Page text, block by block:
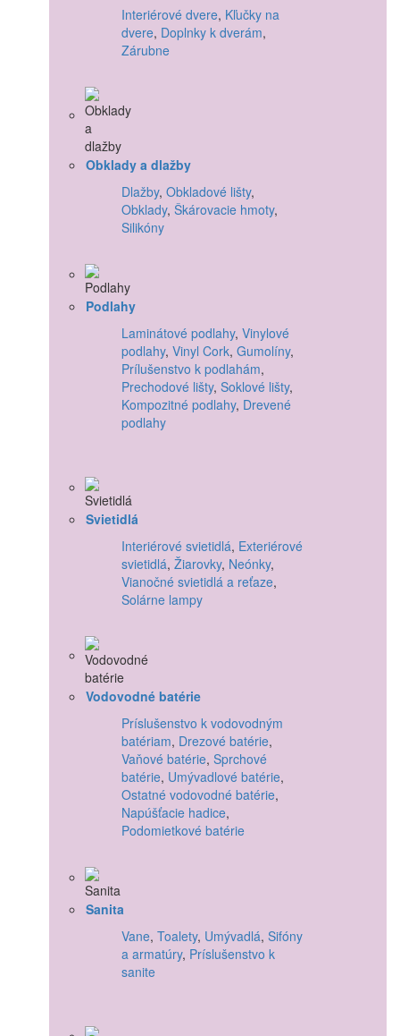
Interiérové dvere, Kľučky na
dvere, Doplnky k dverám,
Zárubne
Obklady a dlažby
Dlažby, Obkladové lišty,
Obklady, Škárovacie hmoty,
Silikóny
Podlahy
Laminátové podlahy, Vinylové
podlahy, Vinyl Cork, Gumolíny,
Prílušenstvo k podlahám,
Prechodové lišty, Soklové lišty,
Kompozitné podlahy, Drevené
podlahy
Svietidlá
Interiérové svietidlá, Exteriérové
svietidlá, Žiarovky, Neónky,
Vianočné svietidlá a reťaze,
Solárne lampy
Vodovodné batérie
Príslušenstvo k vodovodným
batériam, Drezové batérie,
Vaňové batérie, Sprchové
batérie, Umývadlové batérie,
Ostatné vodovodné batérie,
Napúšťacie hadice,
Podomietkové batérie
Sanita
Vane, Toalety, Umývadlá, Sifóny
a armatúry, Príslušenstvo k
sanite